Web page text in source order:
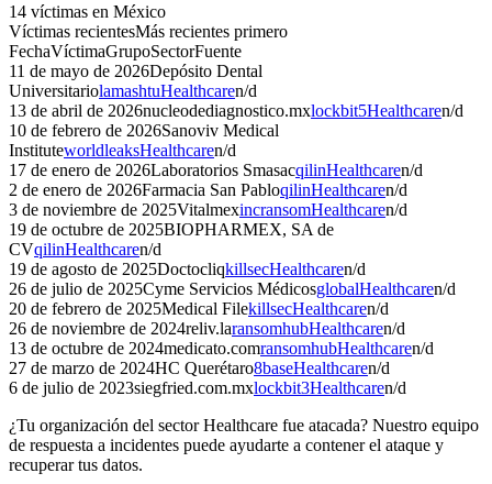
14 víctimas en México
Víctimas recientesMás recientes primero
FechaVíctimaGrupoSectorFuente
11 de mayo de 2026Depósito Dental
UniversitariolamashtuHealthcaren/d
13 de abril de 2026nucleodediagnostico.mxlockbit5Healthcaren/d
10 de febrero de 2026Sanoviv Medical
InstituteworldleaksHealthcaren/d
17 de enero de 2026Laboratorios SmasacqilinHealthcaren/d
2 de enero de 2026Farmacia San PabloqilinHealthcaren/d
3 de noviembre de 2025VitalmexincransomHealthcaren/d
19 de octubre de 2025BIOPHARMEX, SA de
CVqilinHealthcaren/d
19 de agosto de 2025DoctocliqkillsecHealthcaren/d
26 de julio de 2025Cyme Servicios MédicosglobalHealthcaren/d
20 de febrero de 2025Medical FilekillsecHealthcaren/d
26 de noviembre de 2024reliv.laransomhubHealthcaren/d
13 de octubre de 2024medicato.comransomhubHealthcaren/d
27 de marzo de 2024HC Querétaro8baseHealthcaren/d
6 de julio de 2023siegfried.com.mxlockbit3Healthcaren/d
¿Tu organización del sectorHealthcare fue atacada? Nuestro equipo
de respuesta a incidentes puede ayudarte a contener el ataque y
recuperar tus datos.